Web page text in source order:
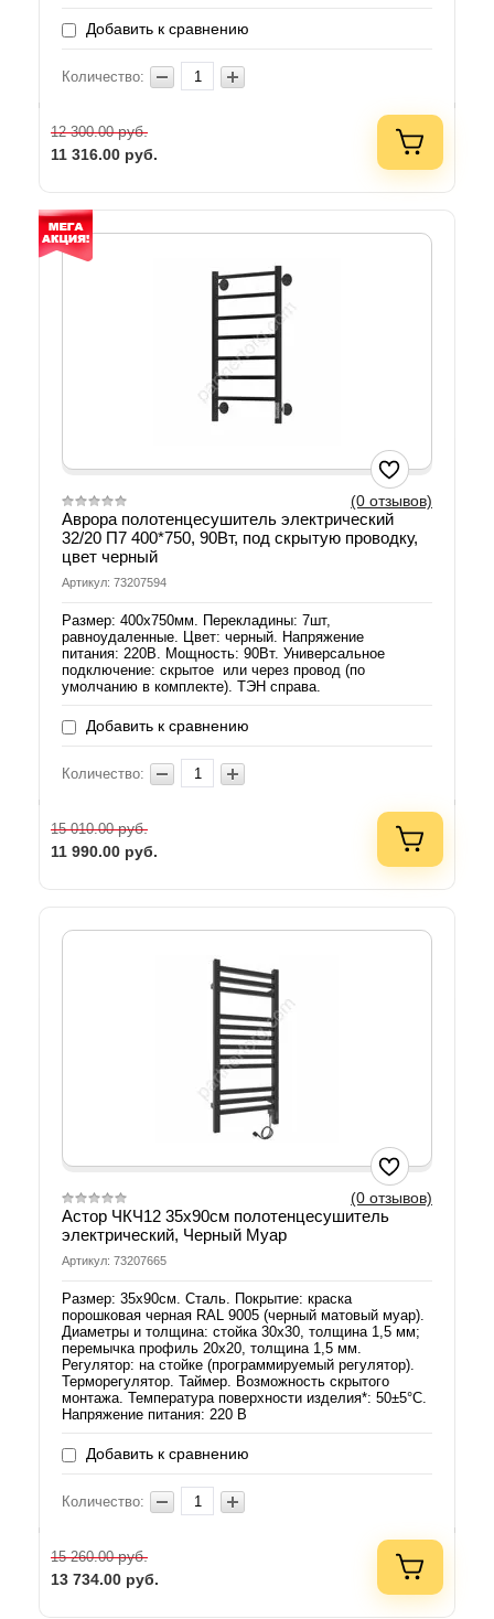
Добавить к сравнению
Количество:
12 300.00руб.
11 316.00 руб.
(0 отзывов)
Аврора полотенцесушитель электрический
32/20 П7 400*750, 90Вт, под скрытую проводку,
цвет черный
Артикул: 73207594
Размер: 400х750мм. Перекладины: 7шт,
равноудаленные. Цвет: черный. Напряжение
питания: 220В. Мощность: 90Вт. Универсальное
подключение: скрытое или через провод (по
умолчанию в комплекте). ТЭН справа.
Добавить к сравнению
Количество:
15 010.00руб.
11 990.00 руб.
(0 отзывов)
Астор ЧКЧ12 35х90см полотенцесушитель
электрический, Черный Муар
Артикул: 73207665
Размер: 35х90см. Сталь. Покрытие: краска
порошковая черная RAL 9005 (черный матовый муар).
Диаметры и толщина: стойка 30х30, толщина 1,5 мм;
перемычка профиль 20х20, толщина 1,5 мм.
Регулятор: на стойке (программируемый регулятор).
Терморегулятор. Таймер. Возможность скрытого
монтажа. Температура поверхности изделия*: 50±5°C.
Напряжение питания: 220 В
Добавить к сравнению
Количество:
15 260.00руб.
13 734.00 руб.